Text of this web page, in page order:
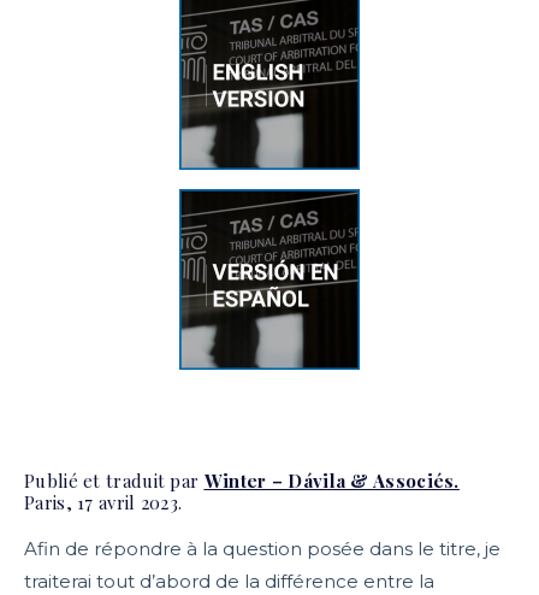
Publié et traduit par Winter – Dávila & Associés.
Paris, 17 avril 2023.
Afin de répondre à la question posée dans le titre, je
traiterai tout d’abord de la différence entre la